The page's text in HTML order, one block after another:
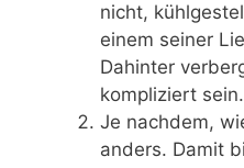
nicht,
einem seiner
Dahinter
kompliziert
Je nachdem,
anders. Damit